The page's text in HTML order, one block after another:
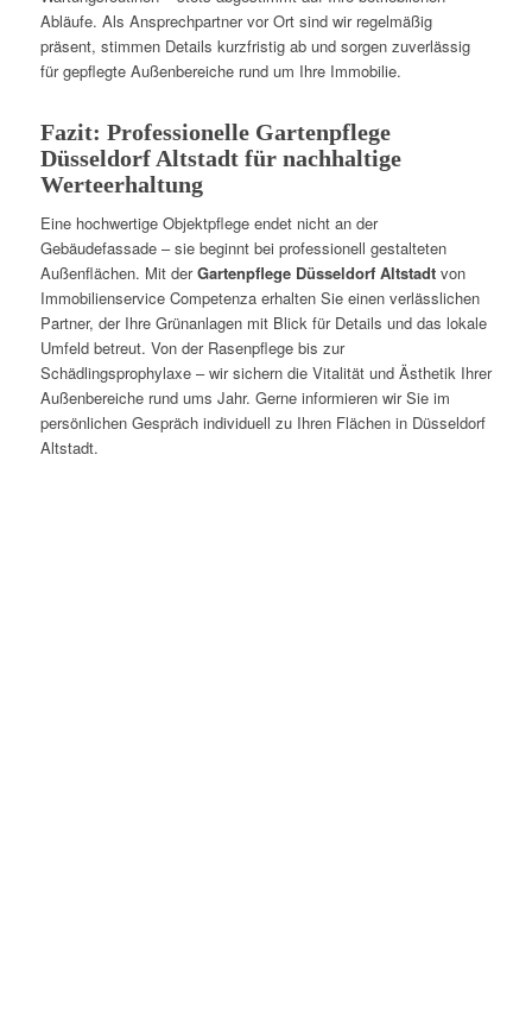
Abläufe. Als Ansprechpartner vor Ort sind wir regelmäßig
präsent, stimmen Details kurzfristig ab und sorgen zuverlässig
für gepflegte Außenbereiche rund um Ihre Immobilie.
Fazit: Professionelle Gartenpflege
Düsseldorf Altstadt für nachhaltige
Werteerhaltung
Eine hochwertige Objektpflege endet nicht an der
Gebäudefassade – sie beginnt bei professionell gestalteten
Außenflächen. Mit derGartenpflege Düsseldorf Altstadtvon
Immobilienservice Competenza erhalten Sie einen verlässlichen
Partner, der Ihre Grünanlagen mit Blick für Details und das lokale
Umfeld betreut. Von der Rasenpflege bis zur
Schädlingsprophylaxe – wir sichern die Vitalität und Ästhetik Ihrer
Außenbereiche rund ums Jahr. Gerne informieren wir Sie im
persönlichen Gespräch individuell zu Ihren Flächen in Düsseldorf
Altstadt.